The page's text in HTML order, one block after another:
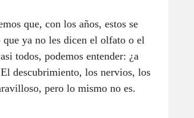
que, con los años, estos se
ya no les dicen el olfato o el
todos, podemos entender: ¿a
descubrimiento, los nervios, los
pero lo mismo no es.